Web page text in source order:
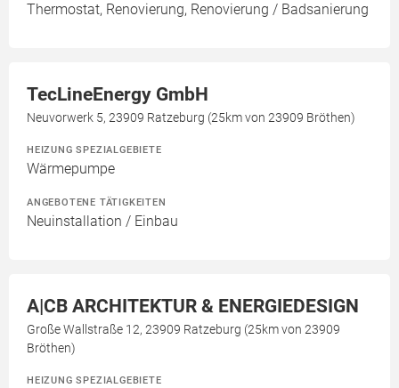
Thermostat, Renovierung, Renovierung / Badsanierung
TecLineEnergy GmbH
Neuvorwerk 5, 23909 Ratzeburg (25km von 23909 Bröthen)
HEIZUNG SPEZIALGEBIETE
Wärmepumpe
ANGEBOTENE TÄTIGKEITEN
Neuinstallation / Einbau
A|CB ARCHITEKTUR & ENERGIEDESIGN
Große Wallstraße 12, 23909 Ratzeburg (25km von 23909
Bröthen)
HEIZUNG SPEZIALGEBIETE